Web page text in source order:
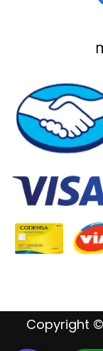
Copyright